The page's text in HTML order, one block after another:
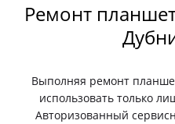
Ремонт
Выполняя ремонт
использовать только
Авторизованный